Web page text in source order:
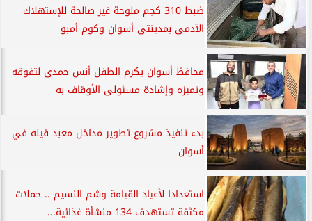
ضبط 310 كجم ملوحة غير صالحة للإستهلاك
الآدمى بمدينتى أسوان وكوم أمبو
محافظ أسوان يكرم الطفل أنس حمدى لتفوقه
وتميزه وإشادة مسئولى الأوقاف به
بدء تنفيذ مشروع تطوير مداخل معبد فيله في
أسوان
استعدادا لأعياد القيامة وشم النسيم .. حملات
مكثفة تستهدف 134 منشأة غذائية...